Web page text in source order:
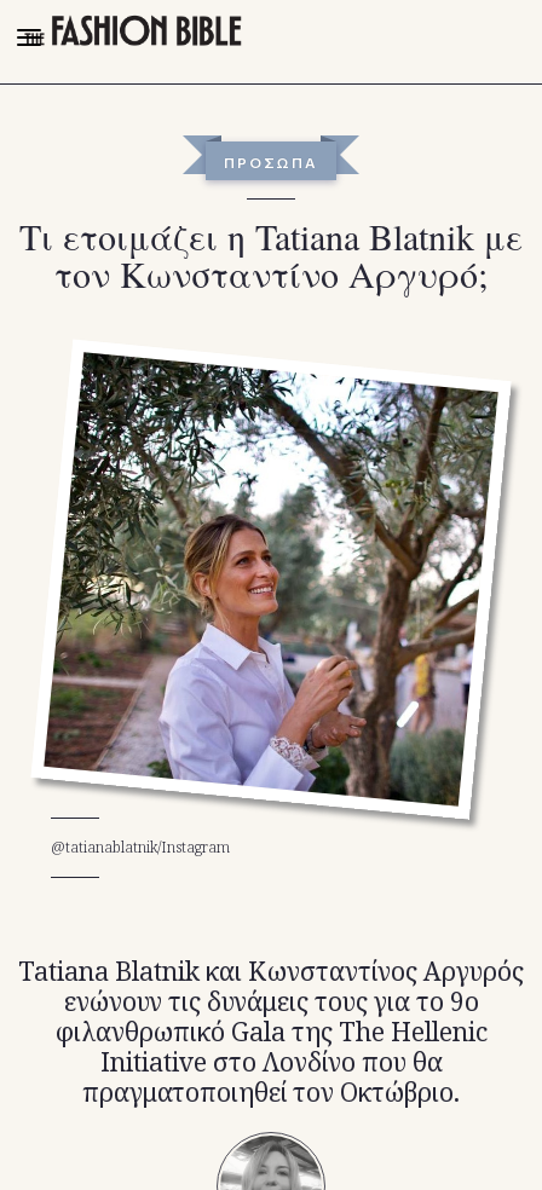
THE FASHION BIBLE
TALK OF THE TOWN
PLEASURES
FOLLOW
Facebook
Instagram
Youtube
TikTok
X(Twitter)
ΠΡΟΣΩΠΑ
Tι ετοιμάζει η Tatiana Blatnik με
τον Κωνσταντίνο Αργυρό;
@tatianablatnik/Instagram
Tatiana Blatnik και Κωνσταντίνος Αργυρός
ενώνουν τις δυνάμεις τους για το 9ο
φιλανθρωπικό Gala της The Hellenic
Initiative στο Λονδίνο που θα
πραγματοποιηθεί τον Οκτώβριο.